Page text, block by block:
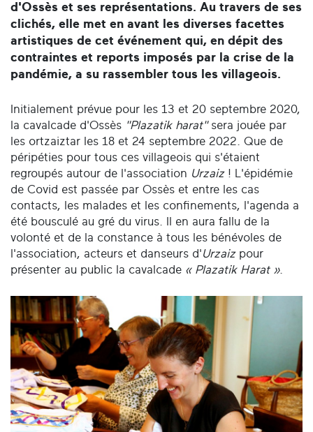
d'Ossès et ses représentations. Au travers de ses
clichés, elle met en avant les diverses facettes
artistiques de cet événement qui, en dépit des
contraintes et reports imposés par la crise de la
pandémie, a su rassembler tous les villageois.
Initialement prévue pour les 13 et 20 septembre 2020,
la cavalcade d'Ossès "Plazatik harat"sera jouée par
les ortzaiztar les 18 et 24 septembre 2022. Que de
péripéties pour tous ces villageois qui s'étaient
regroupés autour de l'association Urzaiz! L'épidémie
de Covid est passée par Ossès et entre les cas
contacts, les malades et les confinements, l'agenda a
été bousculé au gré du virus. Il en aura fallu de la
volonté et de la constance à tous les bénévoles de
l'association, acteurs et danseurs d'Urzaizpour
présenter au public la cavalcade « Plazatik Harat ».